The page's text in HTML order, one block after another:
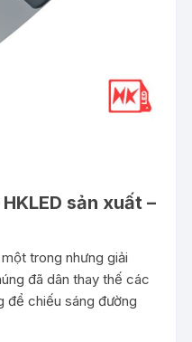
sản xuất –
trong nhưng giải
đã dân thay thế các
để chiếu sáng đường